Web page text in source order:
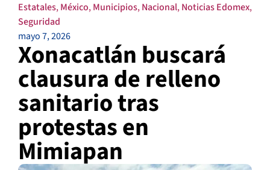
Estatales,México,Municipios,Nacional,Noticias Edomex,
Seguridad
mayo 7, 2026
Xonacatlán buscará
clausura de relleno
sanitario tras
protestas en
Mimiapan